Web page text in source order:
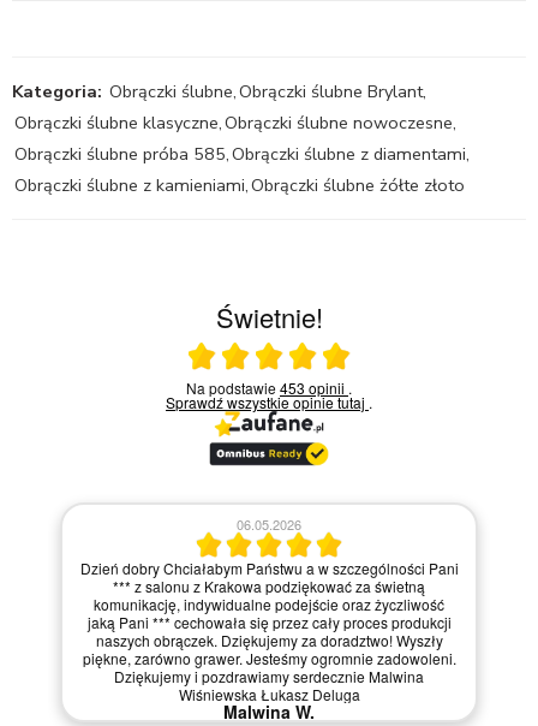
Kategoria: Obrączki ślubne,Obrączki ślubne Brylant,
Obrączki ślubne klasyczne,Obrączki ślubne nowoczesne,
Obrączki ślubne próba 585,Obrączki ślubne z diamentami,
Obrączki ślubne z kamieniami,Obrączki ślubne żółte złoto
Świetnie!
Ocena średnia 5 na 5
Na podstawie453 opinii .
Sprawdź wszystkie opinietutaj .
06.05.2026
Dzień dobry Chciałabym Państwu a w szczególności Pani
*** z salonu z Krakowa podziękować za świetną
komunikację, indywidualne podejście oraz życzliwość
jaką Pani *** cechowała się przez cały proces produkcji
naszych obrączek. Dziękujemy za doradztwo! Wyszły
piękne, zarówno grawer. Jesteśmy ogromnie zadowoleni.
Dziękujemy i pozdrawiamy serdecznie Malwina
Wiśniewska Łukasz Deluga
Malwina W.